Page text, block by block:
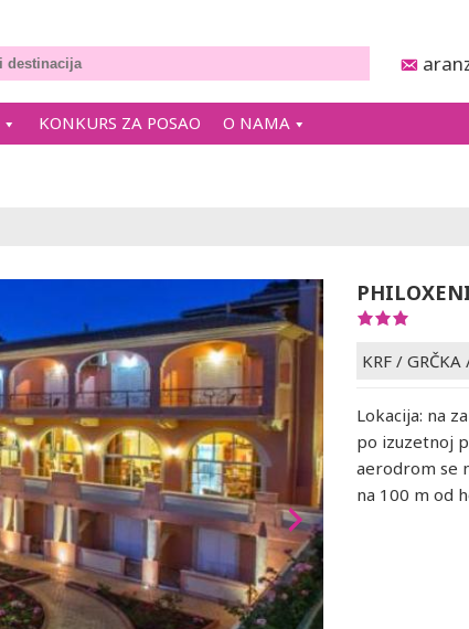
KONKURS ZA POSAO O NAMA
KRF / GRČKA
Lokacija: na
po izuzetnoj
aerodrom se
na 100 m od